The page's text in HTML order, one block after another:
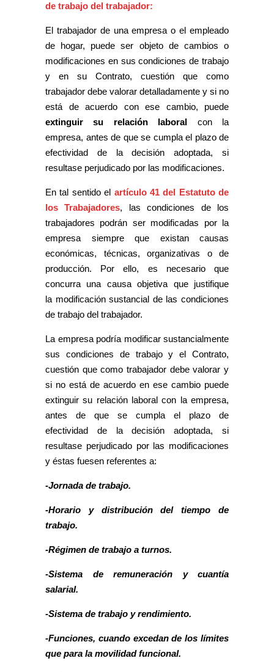
de trabajo del trabajador:
El trabajador de una empresa o el empleado
de hogar, puede ser objeto de cambios o
modificaciones en sus condiciones de trabajo
y en su Contrato, cuestión que como
trabajador debe valorar detalladamente y si no
está de acuerdo con ese cambio, puede
extinguir su relación laboral con la
empresa, antes de que se cumpla el plazo de
efectividad de la decisión adoptada, si
resultase perjudicado por las modificaciones.
En tal sentido el artículo 41 del Estatuto de
los Trabajadores, las condiciones de los
trabajadores podrán ser modificadas por la
empresa siempre que existan causas
económicas, técnicas, organizativas o de
producción. Por ello, es necesario que
concurra una causa objetiva que justifique
la modificación sustancial de las condiciones
de trabajo del trabajador.
La empresa podría modificar sustancialmente
sus condiciones de trabajo y el Contrato,
cuestión que como trabajador debe valorar y
si no está de acuerdo en ese cambio puede
extinguir su relación laboral con la empresa,
antes de que se cumpla el plazo de
efectividad de la decisión adoptada, si
resultase perjudicado por las modificaciones
y éstas fuesen referentes a:
-Jornada de trabajo.
-Horario y distribución del tiempo de
trabajo.
-Régimen de trabajo a turnos.
-Sistema de remuneración y cuantía
salarial.
-Sistema de trabajo y rendimiento.
-Funciones, cuando excedan de los límites
que para la movilidad funcional.